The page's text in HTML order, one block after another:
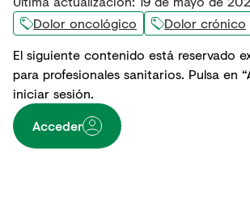
Dolor oncológico
Dolor crónico
El siguiente contenido está reservado
para profesionales sanitarios. Pulsa en
iniciar sesión.
Acceder